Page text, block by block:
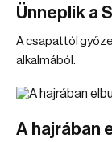
Ünneplik a
A csapattól
alkalmából.
A hajrában